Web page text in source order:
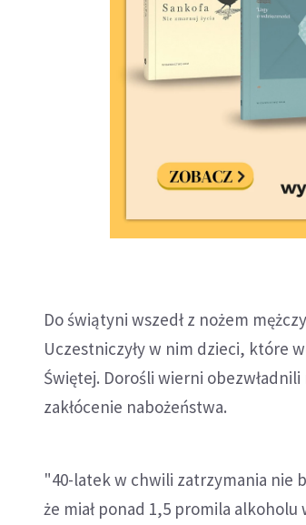
Do świątyni wszedł z nożem
Uczestniczyły w nim dzieci, które
Świętej. Dorośli wierni
zakłócenie nabożeństwa.
"40-latek w chwili zatrzymania nie
że miał ponad 1,5 promila